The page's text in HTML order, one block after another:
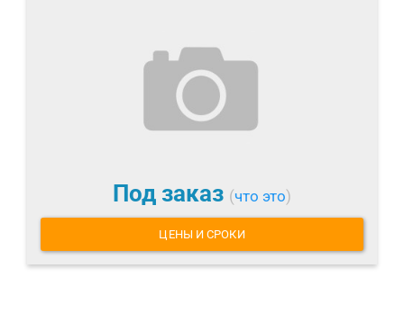
Под заказ (что это)
ЦЕНЫ И СРОКИ